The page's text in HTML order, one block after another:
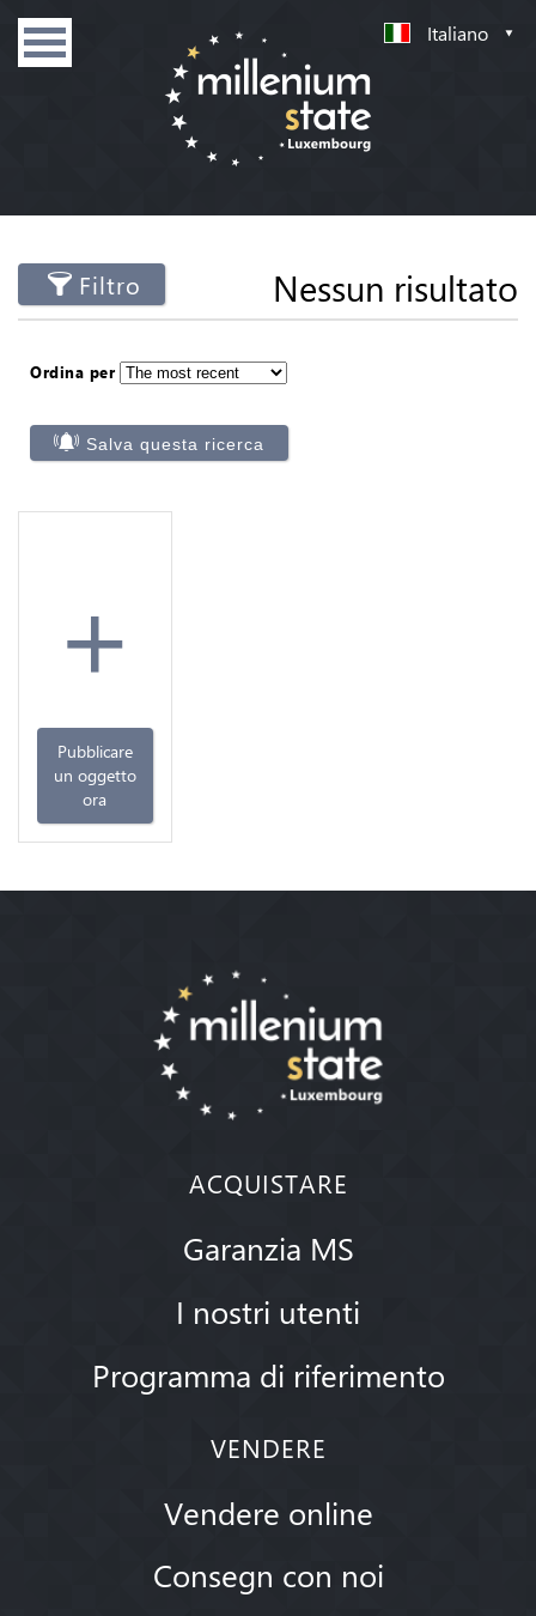
Italiano
Filtro Nessun risultato
Ordina per
Salva questa ricerca
+
Pubblicare
un oggetto
ora
ACQUISTARE
Garanzia MS
I nostri utenti
Programma di riferimento
VENDERE
Vendere online
Consegn con noi